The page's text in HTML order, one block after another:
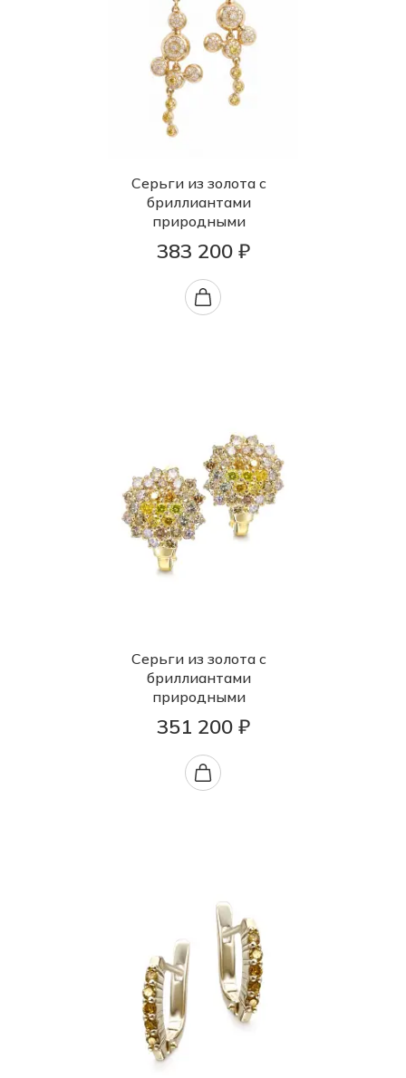
Серьги из золота с
бриллиантами
природными
383 200 ₽
Серьги из золота с
бриллиантами
природными
351 200 ₽